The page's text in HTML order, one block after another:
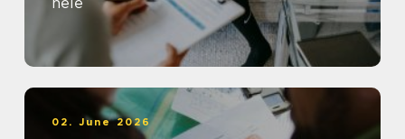
02. June 2026